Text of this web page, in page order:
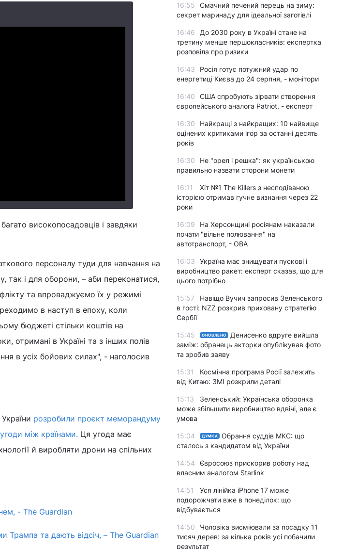
високопосадовців і завдяки
персоналу туди для навчання на
так і для оборони, – аби переконатися,
та впроваджуємо їх у режимі
в наступ в епоху, коли
бюджеті стільки коштів на
отримані в Україні та з інших полів
в усіх бойових силах", - наголосив
розробили проєкт меморандуму
між країнами. Ця угода має
й виробляти дрони на спільних
- The Guardian
Трампа та дають відсіч, – The Guardian
16:55
Смачний печений перець на зиму:
секрет маринаду для ідеальної заготівлі
16:46
До 2030 року в Україні стане на
третину менше першокласників: експертка
розповіла про ризики
16:43
Росія готує потужний удар по
енергетиці Києва до 24 серпня, - монітори
16:40
США спробують зірвати створення
європейського аналога Patriot, - експерт
16:30
Найкращі з найкращих: 10 найвище
оцінених критиками ігор за останні десять
років
16:30
Не "орел і решка": як українською
правильно назвати сторони монети
16:11
Хіт №1 The Killers з несподіваною
історією отримав гучне визнання через 22
роки
16:09
На Херсонщині росіянам наказали
почати "вільне полювання" на
автотранспорт, - ОВА
16:03
Україна має знищувати пускові і
виробництво ракет: експерт сказав, що для
цього потрібно
15:57
Навіщо Вучич запросив Зеленського
в гості: NZZ розкрив приховану стратегію
Сербії
15:45 ОНОВЛЕНО
Денисенко вдруге вийшла
заміж: обранець акторки опублікував фото
та зробив заяву
15:31
Космічна програма Росії залежить
від Китаю: ЗМІ розкрили деталі
15:13
Зеленський: Українська оборонка
може збільшити виробництво вдвічі, але є
умова
15:04 ДУМКА
Обрання суддів МКС: що
сталось з кандидатом від України
14:54
Євросоюз прискорив роботу над
власним аналогом Starlink
14:51
Уся лінійка iPhone 17 може
подорожчати вже в понеділок: що
відбувається
14:50
Чоловіка висміювали за посадку 11
тисяч дерев: за кілька років усі побачили
результат